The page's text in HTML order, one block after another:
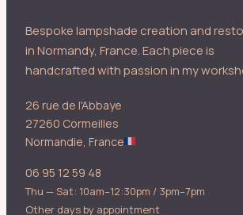
Bespoke lampshade creation and
in Normandy, France. Each piece is
handcrafted with passion in my
26 rue de l'Abbaye
27260 Cormeilles
Normandie, France
06 95 12 59 48
Thu — Sat: 10am–12:30pm / 3pm–7pm
Other days by appointment